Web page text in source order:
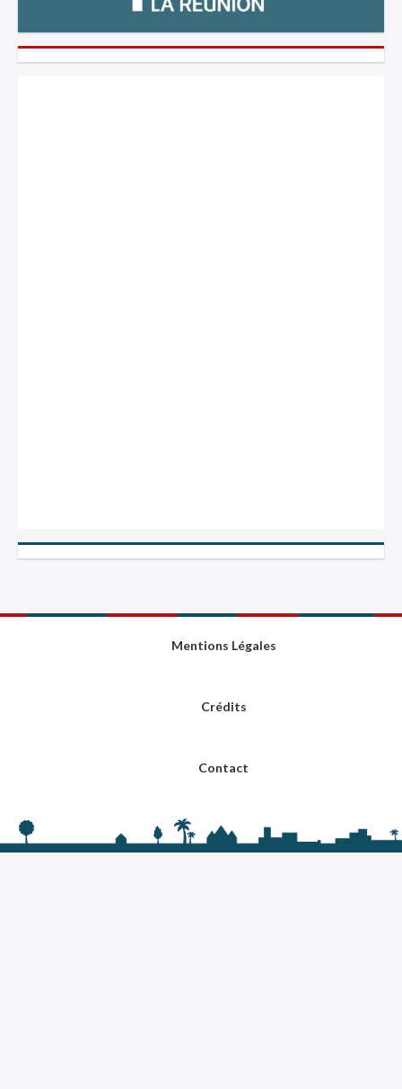
Mentions Légales
Crédits
Contact